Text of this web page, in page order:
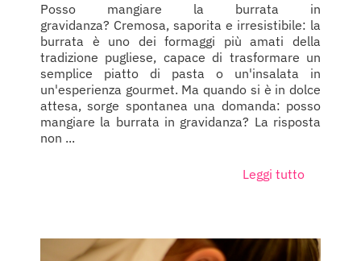
Posso mangiare la burrata in
gravidanza? Cremosa, saporita e irresistibile: la
burrata è uno dei formaggi più amati della
tradizione pugliese, capace di trasformare un
semplice piatto di pasta o un'insalata in
un'esperienza gourmet. Ma quando si è in dolce
attesa, sorge spontanea una domanda: posso
mangiare la burrata in gravidanza? La risposta
non ...
Leggi tutto